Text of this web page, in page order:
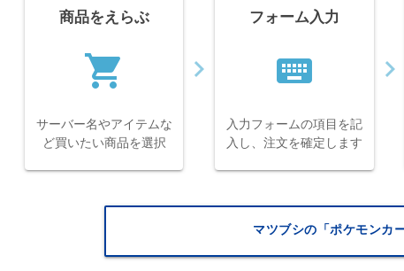
商品をえらぶ
shopping_cart
サーバー名やアイテムな
ど買いたい商品を選択
navigate_next
フォーム入力
keyboard
入力フォームの項目を記
入し、注文を確定します
navigate_next
マツブシの「ポケモンカ